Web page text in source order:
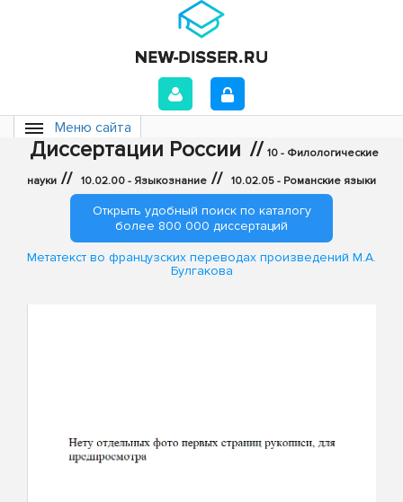
Меню сайта
Диссертации России // 10 - Филологические
науки // 10.02.00 - Языкознание // 10.02.05 - Романские языки
Открыть удобный поиск по каталогу
более 800 000 диссертаций
Метатекст во французских переводах произведений М.А.
Булгакова